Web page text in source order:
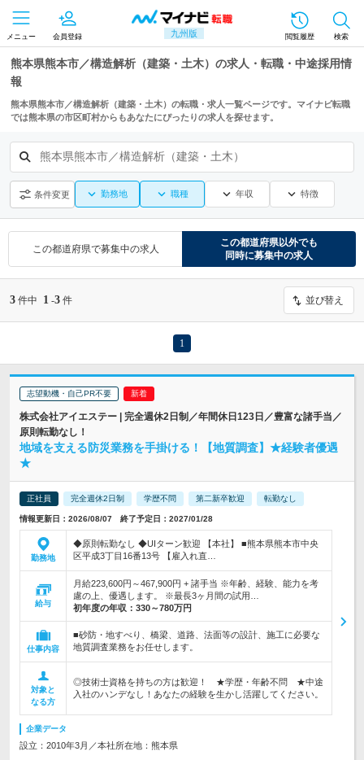
九州版
メニュー 会員登録 閲覧履歴 検索
熊本県熊本市／構造解析（建築・土木）の求人・転職・中途採用情
報
熊本県熊本市／構造解析（建築・土木）の転職・求人一覧ページです。マイナビ転職
では熊本県の市区町村からもあなたにぴったりの求人を探せます。
熊本県熊本市／構造解析（建築・土木）
条件変更 勤務地 職種 年収 特徴
この都道府県で募集中の求人
この都道府県以外でも
同時に募集中の求人
3 件中 1 -3 件 並び替え
1
志望動機・自己PR不要
株式会社アイエステー | 完全週休2日制／年間休日123日／豊富な諸手当／
原則転勤なし！
地域を支える防災業務を手掛ける！【地質調査】★経験者優遇
★
正社員 完全週休2日制 学歴不問 第二新卒歓迎 転勤なし
情報更新日：2026/08/07 終了予定日：2027/01/28
勤務地
◆原則転勤なし ◆UIターン歓迎 【本社】 ■熊本県熊本市中央
区平成3丁目16番13号 【雇入れ直…
給与
月給223,600円～467,900円 + 諸手当 ※年齢、経験、能力を考
慮の上、優遇します。 ※最長3ヶ月間の試用…
初年度の年収： 330～780万円
仕事内容
■砂防・地すべり、橋梁、道路、法面等の設計、施工に必要な
地質調査業務をお任せします。
対象と
なる方
◎技術士資格を持ちの方は歓迎！ ★学歴・年齢不問 ★中途
入社のハンデなし！あなたの経験を生かし活躍してください。
企業データ
設立：2010年3月／本社所在地：熊本県